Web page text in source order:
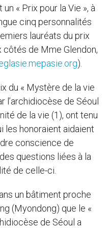
« Prix pour la Vie », à
cinq personnalités
lauréats du prix
côtés de Mme Glendon,
).
du « Mystère de la vie
l’archidiocèse de Séoul
de la vie (1), ont tenu
les honoraient aidaient
conscience de
questions liées à la
de celle-ci.
un bâtiment proche
(Myondong) que le «
de Séoul a